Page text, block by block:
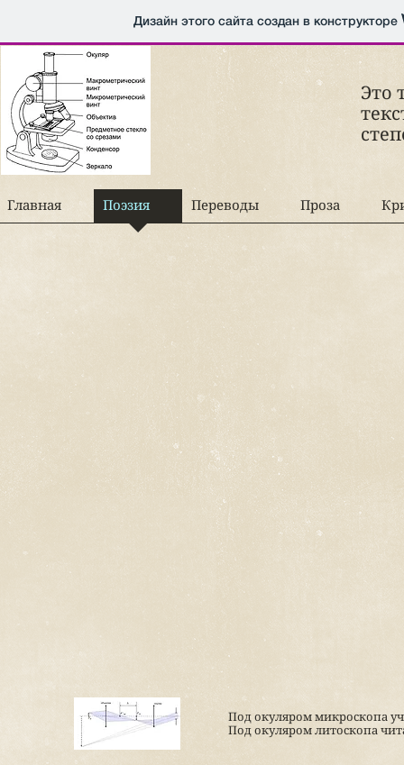
Дизайн этого сайта создан в конструкторе
Это
Главная Поэзия Переводы Проза
Под окуляром микроскопа
Под окуляром литоскопа